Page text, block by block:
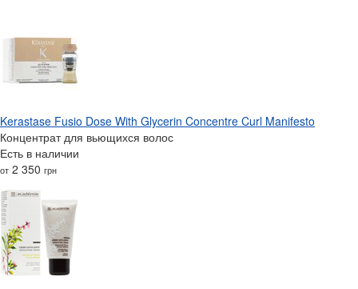
Kerastase Fusio Dose With Glycerin Concentre Curl Manifesto
Концентрат для вьющихся волос
Есть в наличии
от 2 350 грн